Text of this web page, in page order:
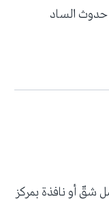
حدوث الساد
شقّ أو نافذة بمركز